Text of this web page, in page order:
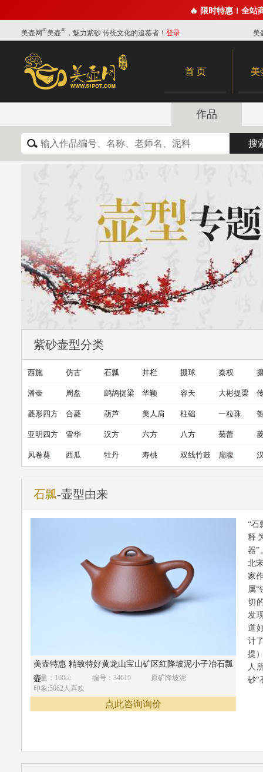
🔥 限时特惠！全站
美壶网®美壶® ，魅力紫砂 传统文化的追慕者！ 登录 美
首 页 美
作品
紫砂壶型分类
西施 仿古 石瓢 井栏 掇球 秦权
潘壶 周盘 鹧鸪提梁 华颖 容天 大彬提梁
菱形四方 合菱 葫芦 美人肩 柱础 一粒珠
亚明四方 雪华 汉方 六方 八方 菊蕾
风卷葵 西瓜 牡丹 寿桃 双线竹鼓 扁腹
石瓢-壶型由来
美壶特惠 精致特好黄龙山宝山矿区红降坡泥小子冶石瓢
壶
容量：160cc 编号：34619
原矿降坡泥
印象:5062人喜欢
点此咨询询价
“石
释
器”
北
家
属“
切
发
道
计
提
人
砂“